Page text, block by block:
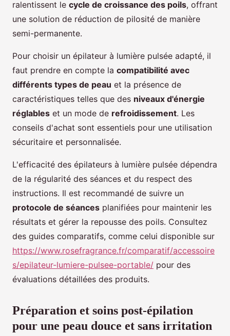
ralentissent le cycle de croissance des poils, offrant
une solution de réduction de pilosité de manière
semi-permanente.
Pour choisir un épilateur à lumière pulsée adapté, il
faut prendre en compte la compatibilité avec
différents types de peau et la présence de
caractéristiques telles que des niveaux d'énergie
réglables et un mode de refroidissement. Les
conseils d'achat sont essentiels pour une utilisation
sécuritaire et personnalisée.
L'efficacité des épilateurs à lumière pulsée dépendra
de la régularité des séances et du respect des
instructions. Il est recommandé de suivre un
protocole de séances planifiées pour maintenir les
résultats et gérer la repousse des poils. Consultez
des guides comparatifs, comme celui disponible sur
https://www.rosefragrance.fr/comparatif/accessoire
s/epilateur-lumiere-pulsee-portable/ pour des
évaluations détaillées des produits.
Préparation et soins post-épilation
pour une peau douce et sans irritation